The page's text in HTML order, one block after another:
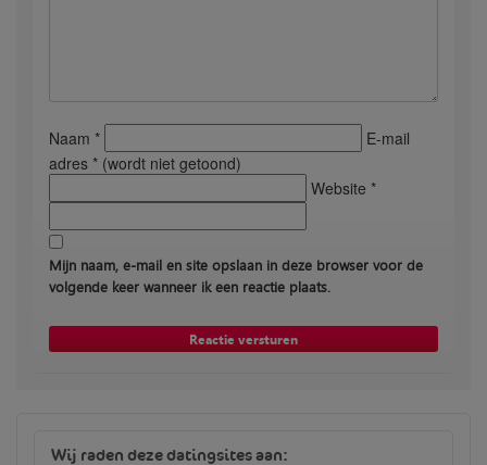
Naam *
E-mail
adres * (wordt niet getoond)
Website *
Mijn naam, e-mail en site opslaan in deze browser voor de
volgende keer wanneer ik een reactie plaats.
Wij raden deze datingsites aan: